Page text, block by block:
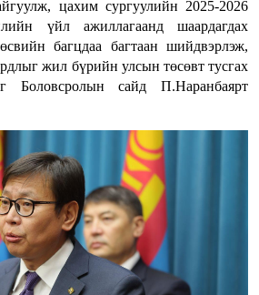
цахим сургуулийн 2025-2026
үйл ажиллагаанд шаардагдах
багцдаа багтаан шийдвэрлэж,
жил бүрийн улсын төсөвт тусгах
Боловсролын сайд П.Наранбаярт